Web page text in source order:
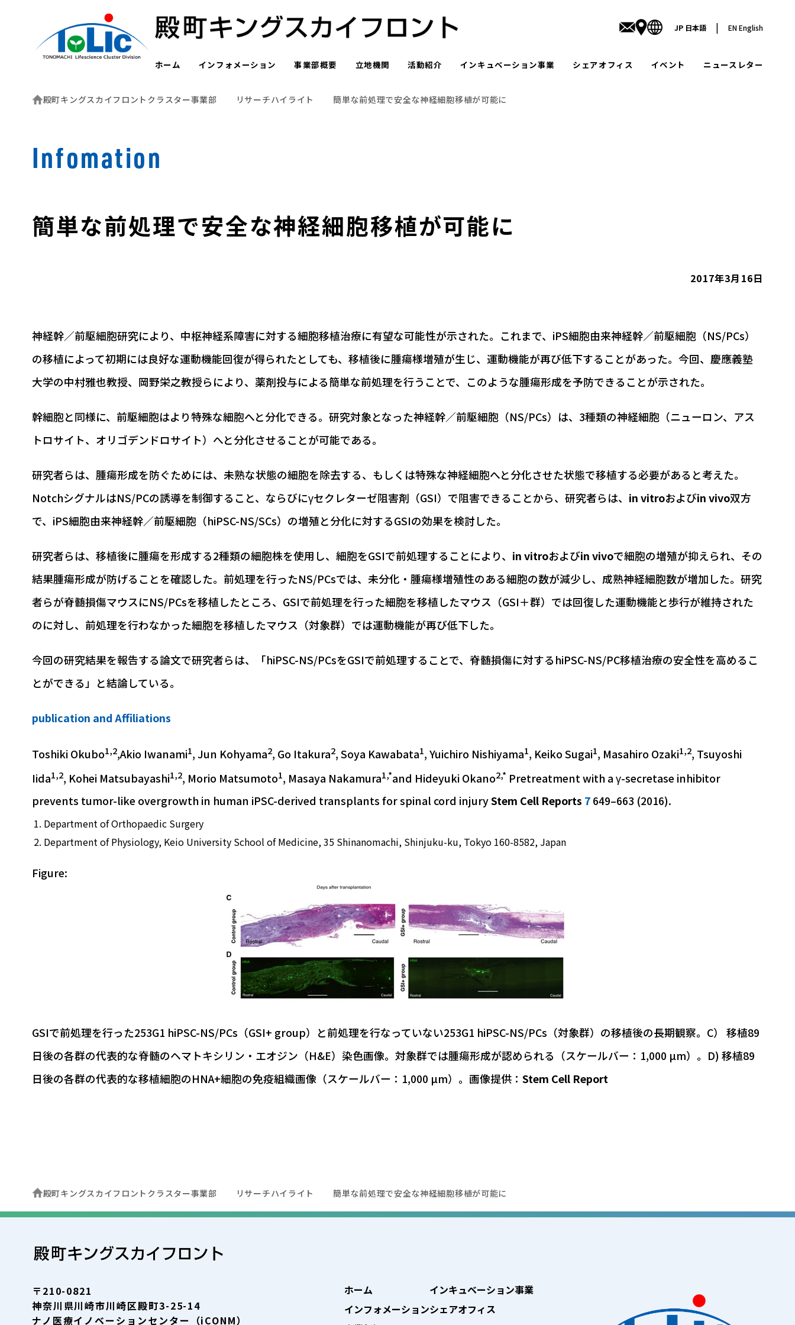
JP 日本語 |ENEnglish
ホーム インフォメーション 事業部概要 立地機関 活動紹介 インキュベーション事業 シェアオフィス イベント ニュースレター
殿町キングスカイフロントクラスター事業部 リサーチハイライト 簡単な前処理で安全な神経細胞移植が可能に
Infomation
簡単な前処理で安全な神経細胞移植が可能に
2017年3月16日
神経幹／前駆細胞研究により、中枢神経系障害に対する細胞移植治療に有望な可能性が示された。これまで、iPS細胞由来神経幹／前駆細胞（NS/PCs）
の移植によって初期には良好な運動機能回復が得られたとしても、移植後に腫瘍様増殖が生じ、運動機能が再び低下することがあった。今回、慶應義塾
大学の中村雅也教授、岡野栄之教授らにより、薬剤投与による簡単な前処理を行うことで、このような腫瘍形成を予防できることが示された。
幹細胞と同様に、前駆細胞はより特殊な細胞へと分化できる。研究対象となった神経幹／前駆細胞（NS/PCs）は、3種類の神経細胞（ニューロン、アス
トロサイト、オリゴデンドロサイト）へと分化させることが可能である。
研究者らは、腫瘍形成を防ぐためには、未熟な状態の細胞を除去する、もしくは特殊な神経細胞へと分化させた状態で移植する必要があると考えた。
NotchシグナルはNS/PCの誘導を制御すること、ならびにγセクレターゼ阻害剤（GSI）で阻害できることから、研究者らは、 in vitroおよびin vivo双方
で、iPS細胞由来神経幹／前駆細胞（hiPSC-NS/SCs）の増殖と分化に対するGSIの効果を検討した。
研究者らは、移植後に腫瘍を形成する2種類の細胞株を使用し、細胞をGSIで前処理することにより、 in vitroおよびin vivoで細胞の増殖が抑えられ、その
結果腫瘍形成が防げることを確認した。前処理を行ったNS/PCsでは、未分化・腫瘍様増殖性のある細胞の数が減少し、成熟神経細胞数が増加した。研究
者らが脊髄損傷マウスにNS/PCsを移植したところ、GSIで前処理を行った細胞を移植したマウス（GSI＋群）では回復した運動機能と歩行が維持された
のに対し、前処理を行わなかった細胞を移植したマウス（対象群）では運動機能が再び低下した。
今回の研究結果を報告する論文で研究者らは、「hiPSC-NS/PCsをGSIで前処理することで、脊髄損傷に対するhiPSC-NS/PC移植治療の安全性を高めるこ
とができる」と結論している。
publication and Affiliations
Toshiki Okubo1,2,Akio Iwanami1, Jun Kohyama2, Go Itakura2, Soya Kawabata1, Yuichiro Nishiyama1, Keiko Sugai1, Masahiro Ozaki1,2, Tsuyoshi
Iida1,2, Kohei Matsubayashi1,2, Morio Matsumoto1, Masaya Nakamura1,*and Hideyuki Okano2,* Pretreatment with a γ-secretase inhibitor
prevents tumor-like overgrowth in human iPSC-derived transplants for spinal cord injuryStem Cell Reports 7649–663 (2016).
Department of Orthopaedic Surgery
Department of Physiology, Keio University School of Medicine, 35 Shinanomachi, Shinjuku-ku, Tokyo 160-8582, Japan
Figure:
GSIで前処理を行った253G1 hiPSC-NS/PCs（GSI+ group）と前処理を行なっていない253G1 hiPSC-NS/PCs（対象群）の移植後の長期観察。C） 移植89
日後の各群の代表的な脊髄のヘマトキシリン・エオジン（H&E）染色画像。対象群では腫瘍形成が認められる（スケールバー：1,000 µm）。D) 移植89
日後の各群の代表的な移植細胞のHNA+細胞の免疫組織画像（スケールバー：1,000 µm）。画像提供： Stem Cell Report
殿町キングスカイフロントクラスター事業部 リサーチハイライト 簡単な前処理で安全な神経細胞移植が可能に
〒210-0821
神奈川県川崎市川崎区殿町3-25-14
ナノ医療イノベーションセンター（iCONM）
ホーム
インフォメーション
インキュベーション事業
シェアオフィス